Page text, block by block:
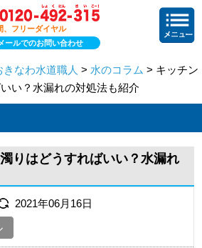
、フリーダイヤル
ールでのお問い合わせ
なわ水道職人 > 水のコラム > キッチン
い？水漏れの対処法も紹介
りはどうすればいい？水漏れ
2021年06月16日